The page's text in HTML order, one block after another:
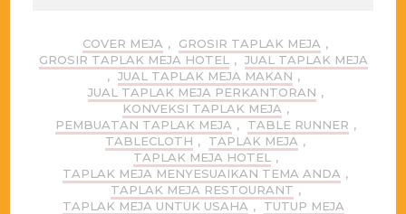
COVER MEJA , GROSIR TAPLAK MEJA ,
GROSIR TAPLAK MEJA HOTEL
, JUAL TAPLAK MEJA
, JUAL TAPLAK MEJA MAKAN ,
JUAL TAPLAK MEJA PERKANTORAN ,
KONVEKSI TAPLAK MEJA ,
PEMBUATAN TAPLAK MEJA , TABLE RUNNER ,
TABLECLOTH , TAPLAK MEJA ,
TAPLAK MEJA HOTEL
,
TAPLAK MEJA MENYESUAIKAN TEMA ANDA ,
TAPLAK MEJA RESTOURANT ,
TAPLAK MEJA UNTUK USAHA , TUTUP MEJA